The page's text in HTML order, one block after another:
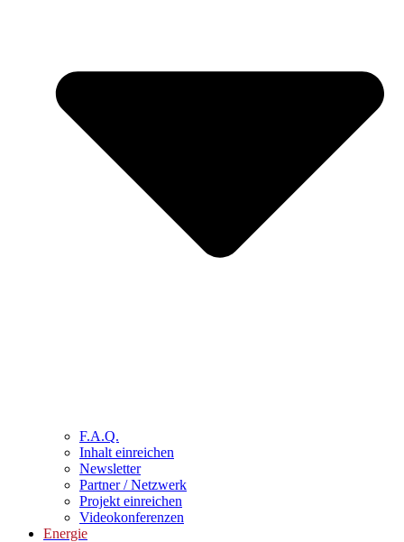
F.A.Q.
Inhalt einreichen
Newsletter
Partner / Netzwerk
Projekt einreichen
Videokonferenzen
Energie